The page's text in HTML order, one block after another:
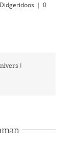
| 0
!